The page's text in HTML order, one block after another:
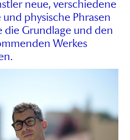
neue, verschiedene
und physische Phrasen
die Grundlage und den
Werkes